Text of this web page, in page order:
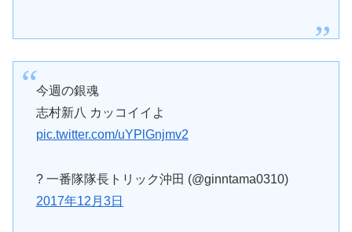
今週の銀魂
志村新八 カッコイイよ
pic.twitter.com/uYPlGnjmv2
? 一番隊隊長トリック沖田 (@ginntama0310)
2017年12月3日